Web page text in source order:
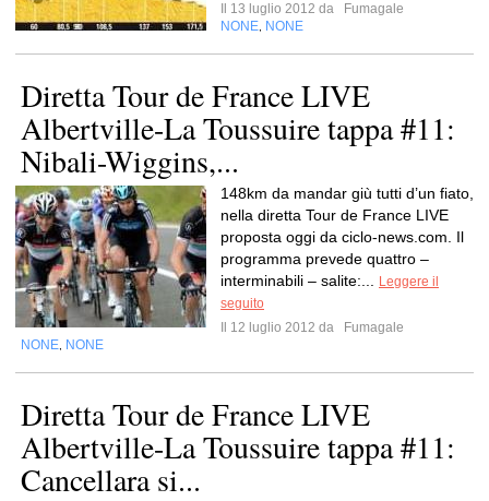
Il 13 luglio 2012 da
Fumagale
NONE NONE
Diretta Tour de France LIVE
Albertville-La Toussuire tappa #11:
Nibali-Wiggins,...
148km da mandar giù tutti d’un fiato,
nella diretta Tour de France LIVE
proposta oggi da ciclo-news.com. Il
programma prevede quattro –
interminabili – salite:...
Leggere il
seguito
Il 12 luglio 2012 da
Fumagale
NONE NONE
Diretta Tour de France LIVE
Albertville-La Toussuire tappa #11:
Cancellara si...